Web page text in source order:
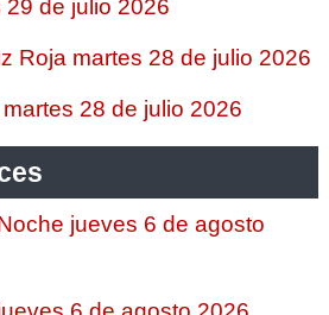
de julio 2026
Roja martes 28 de julio 2026
28 de julio 2026
jueves 6 de agosto